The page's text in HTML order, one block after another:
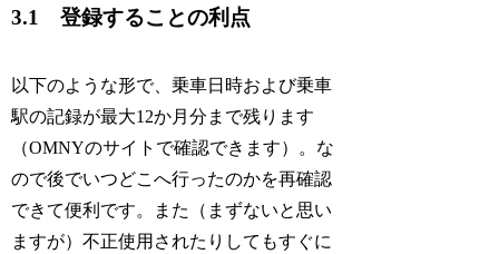
3.1 登録することの利点
以下のような形で、乗車日時および乗車
駅の記録が最大12か月分まで残ります
（OMNYのサイトで確認できます）。な
ので後でいつどこへ行ったのかを再確認
できて便利です。また（まずないと思い
ますが）不正使用されたりしてもすぐに